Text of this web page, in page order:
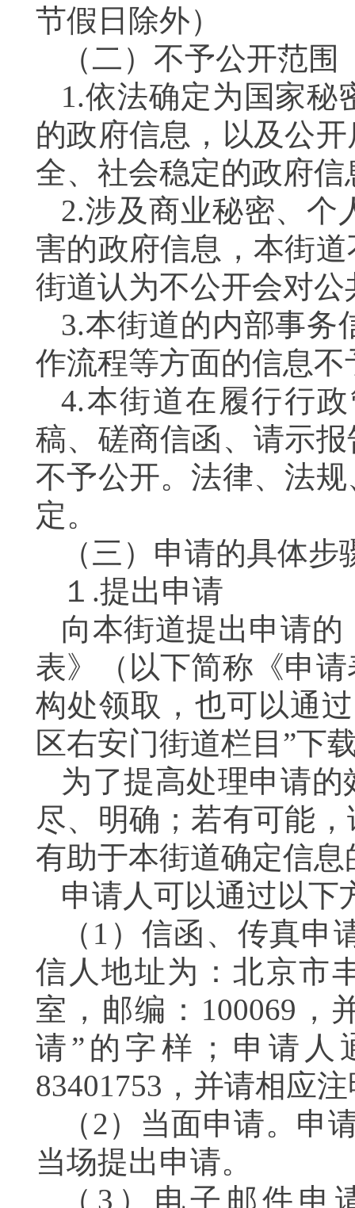
节假日除外）
（二）不予公开范围
1.依法确定为国家秘
的政府信息，以及公
全、社会稳定的政府
2.涉及商业秘密、个
害的政府信息，本街
街道认为不公开会对
3.本街道的内部事务
作流程等方面的信息不
4.本街道在履行行
稿、磋商信函、请示
不予公开。法律、法
定。
（三）申请的具体步
１.提出申请
向本街道提出申请
表》（以下简称《申
构处领取，也可以通
区右安门街道栏目”下
为了提高处理申请
尽、明确；若有可能
有助于本街道确定信息
申请人可以通过以下
（1）信函、传真
信人地址为：北京市
室，邮编：100069，
请”的字样；申请人
83401753，并请相应
（2）当面申请。申
当场提出申请。
（3）电子邮件